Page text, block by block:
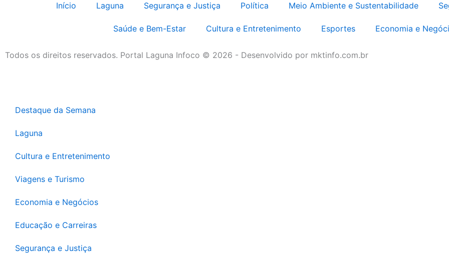
Início Laguna Segurança e Justiça Política Meio Ambiente e Sustentabilidade
Saúde e Bem-Estar Cultura e Entretenimento Esportes Economia e
Todos os direitos reservados. Portal Laguna Infoco © 2026 - Desenvolvido por mktinfo.com.br
Destaque da Semana
Laguna
Cultura e Entretenimento
Viagens e Turismo
Economia e Negócios
Educação e Carreiras
Segurança e Justiça